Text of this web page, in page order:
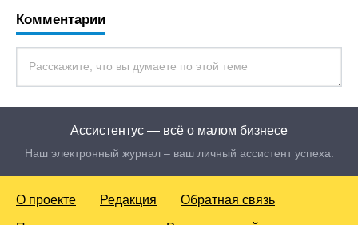
Комментарии
Ассистентус — всё о малом бизнесе
Наш электронный журнал – ваш личный ассистент успеха.
О проекте Редакция Обратная связь